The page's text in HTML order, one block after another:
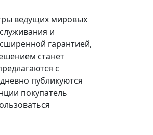
ведущих мировых
и
гарантией,
станет
с
публикуются
покупатель